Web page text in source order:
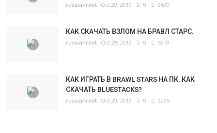
russianroot Oct 29, 2019 0 3670
КАК СКАЧАТЬ ВЗЛОМ НА БРАВЛ СТАРС.
russianroot Oct 29, 2019 0 5379
КАК ИГРАТЬ В BRAWL STARS НА ПК. КАК
СКАЧАТЬ BLUESTACKS?
russianroot Oct 29, 2019 0 3295